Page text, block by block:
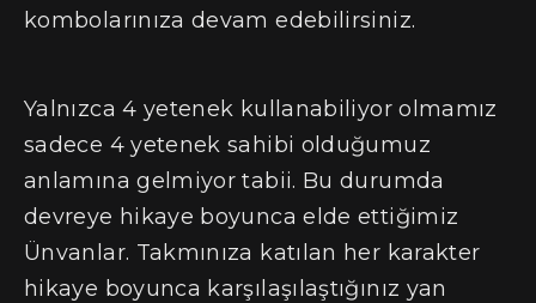
kombolarınıza devam edebilirsiniz.
Yalnızca 4 yetenek kullanabiliyor olmamız
sadece 4 yetenek sahibi olduğumuz
anlamına gelmiyor tabii. Bu durumda
devreye hikaye boyunca elde ettiğimiz
Ünvanlar. Takmınıza katılan her karakter
hikaye boyunca karşılaşılaştığınız yan